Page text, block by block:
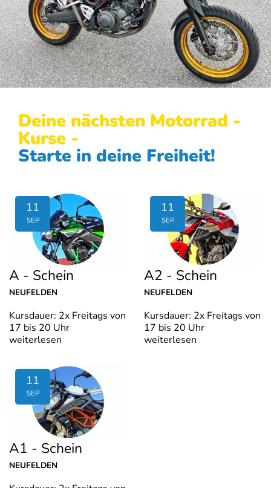
Deine nächsten Motorrad -
Kurse -
Starte in deine Freiheit!
11
SEP
A - Schein
NEUFELDEN
Kursdauer: 2x Freitags von
17 bis 20 Uhr
weiterlesen
11
SEP
A2 - Schein
NEUFELDEN
Kursdauer: 2x Freitags von
17 bis 20 Uhr
weiterlesen
11
SEP
A1 - Schein
NEUFELDEN